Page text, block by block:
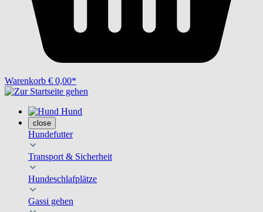
Warenkorb € 0,00*
Hund
close
Hundefutter
Transport & Sicherheit
Hundeschlafplätze
Gassi gehen